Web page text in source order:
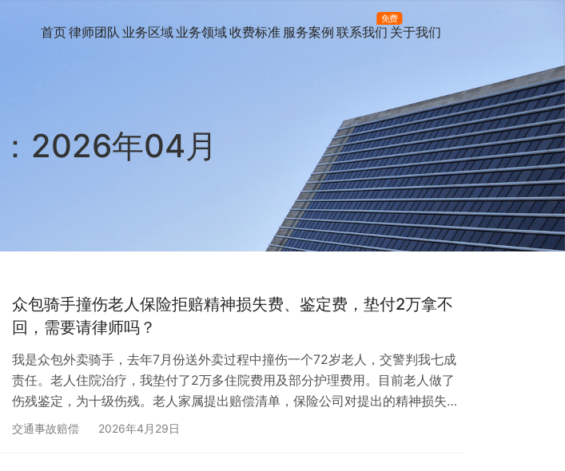
首页律师团队 业务区域 业务领域收费标准 服务案例 联系我们
免费
关于我们
2026年04月
众包骑手撞伤老人保险拒赔精神损失费、鉴定费，垫付2万拿不
回，需要请律师吗？
我是众包外卖骑手，去年7月份送外卖过程中撞伤一个72岁老人，交警判我七成
责任。老人住院治疗，我垫付了2万多住院费用及部分护理费用。目前老人做了
伤残鉴定，为十级伤残。老人家属提出赔偿清单，保险公司对提出的精神损失
费、伤残鉴定费及交通费说不在赔偿范围，要求我们自行协商解决，所以想咨询
交通事故赔偿 2026年4月29日